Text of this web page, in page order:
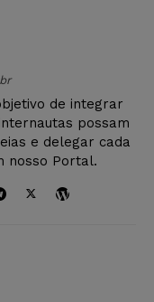
de integrar
possam
e delegar cada
nosso Portal.